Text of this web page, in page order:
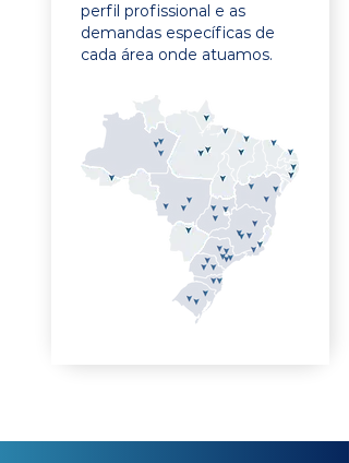
perfil profissional e as
demandas específicas de
cada área onde atuamos.